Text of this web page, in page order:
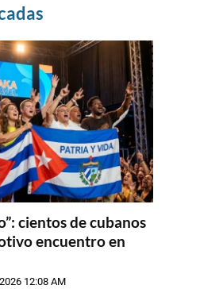
cientos de cubanos
encuentro en
12:08 AM